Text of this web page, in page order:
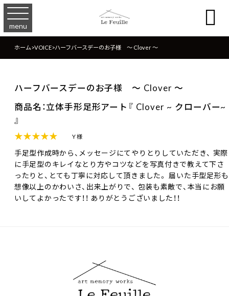
menu 
ホーム>VOICE>ハーフバースデーのお子様 〜 Clover 〜
ハーフバースデーのお子様 〜 Clover 〜
商品名：立体手形足形アート『 Clover ~ クローバー~
』
★★★★★
Y 様
手足型作成時から、メッセージにてやりとりしていただき、 実際
に手足型のキレイなとり方やコツなどを写真付きで教えて下さ
ったりと、とても丁寧に対応して頂きました。 届いた手型足形も
想像以上のかわいさ、出来上がりで、 包装も素敵で、本当にお願
いしてよかったです！！ ありがとうございました！！